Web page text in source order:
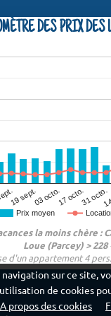
DES PRIX DES
Prix moyen
19 sept.03 octo.17 octo.31 octo.
la moins chère :
Loue (Parcey) > 228
d'un appartement 4
sur ce site,
de cookies
A propos des cookies